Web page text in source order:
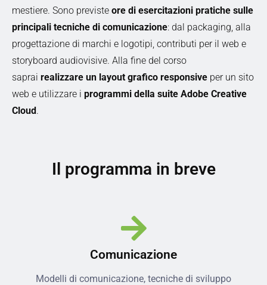
mestiere. Sono previste ore di esercitazioni pratiche sulle
principali tecniche di comunicazione: dal packaging, alla
progettazione di marchi e logotipi, contributi per il web e
storyboard audiovisive. Alla fine del corso
saprai realizzare un layout grafico responsive per un sito
web e utilizzare i programmi della suite Adobe Creative
Cloud.
Il programma in breve
Comunicazione
Modelli di comunicazione, tecniche di sviluppo